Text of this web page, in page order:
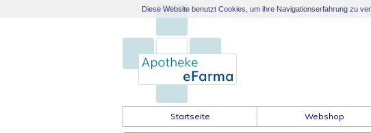
Startseite Webshop
Diese Website benutzt Cookies, um ihre Navigationserfahrung zu